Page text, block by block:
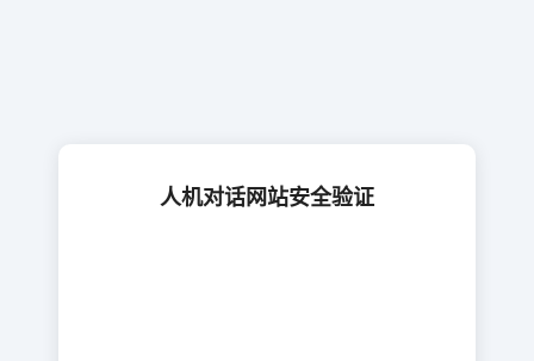
人机对话网站安全验证